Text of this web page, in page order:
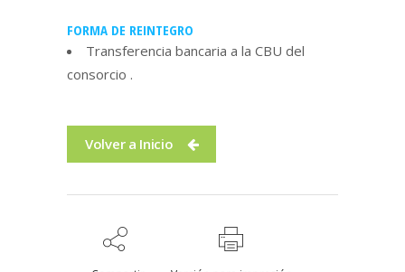
FORMA DE REINTEGRO
Transferencia bancaria a la CBU del
consorcio .
Volver a Inicio